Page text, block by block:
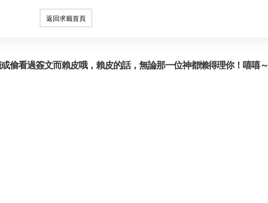
返回求籤首頁
偷看過簽文而賴皮哦，賴皮的話，無論那一位神都懶得理你！嘻嘻～